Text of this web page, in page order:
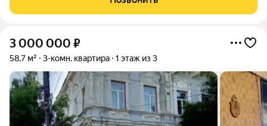
студентов или молодых
3 000 000 ₽
58,7 м² 3-комн. квартира 1 этаж из 3